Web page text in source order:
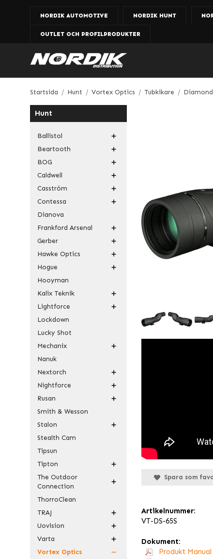
NORDIK AUTOMOTIVE NORDIK HUNT
OUTLET OCH PROFILPRODUKTER
Startsida / Hunt / Vortex Optics / Tubkikare /
Hunt
Ballistol
Beartooth
BOG
Caldwell
Casström
Contessa
Dianova
Frankford Arsenal
Gerber
Hawke Optics
Hogue
Hooyman
Kalix Teknik
Lightforce
Lockdown
Lucky Shot
Mechanix
Nanuk
Nextorch
Nightforce
Rusan
Smith & Wesson
Stalon
Stealth Cam
Tipsun
Tipton
The Outdoor
Connection
ThorroClean
TRAJ
Uovision
Varta
Vortex Optics
Spara som
Artikelnummer:
VT-DS-65S
Dokument:
Produkt Manual